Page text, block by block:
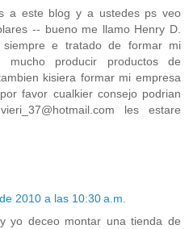
a este blog y a ustedes ps veo
-- bueno me llamo Henry D.
e tratado de formar mi
mucho producir productos de
kisiera formar mi empresa
favor cualkier consejo podrian
les estare
2010 a las 10:30 a.m.
yo deceo montar una tienda de